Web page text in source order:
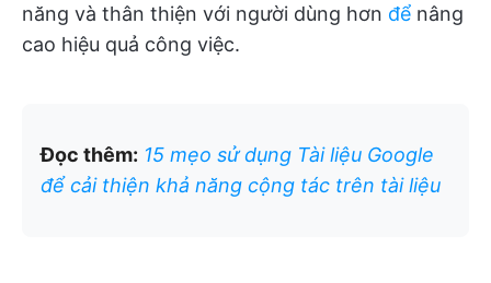
năng và thân thiện với người dùng hơn để nâng
cao hiệu quả công việc.
Đọc thêm: 15 mẹo sử dụng Tài liệu Google
để cải thiện khả năng cộng tác trên tài liệu